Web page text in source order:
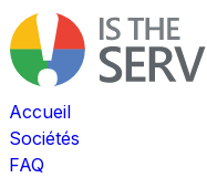
Accueil
Sociétés
FAQ